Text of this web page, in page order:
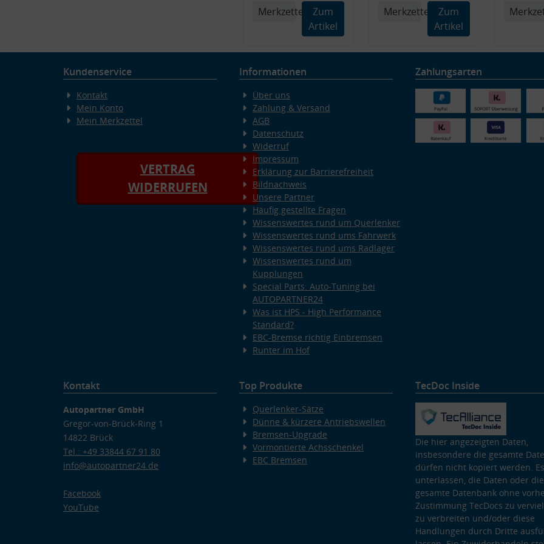
Merkzettel
Zum
Artikel
Merkzettel
Zum
Artikel
Kundenservice
Kontakt
Mein Konto
Mein Merkzettel
VERTRAG
WIDERRUFEN
Informationen
Über uns
Zahlung & Versand
AGB
Datenschutz
Widerruf
Impressum
Erklärung zur Barrierefreiheit
Bildnachweis
Unsere Partner
Häufig gestellte Fragen
Wissenswertes rund um Querlenker
Wissenswertes rund ums Fahrwerk
Wissenswertes rund ums Radlager
Wissenswertes rund um
Kupplungen
Special Parts: Auto-Tuning bei
AUTOPARTNER24
Was ist HPS - High Performance
Standard?
EBC-Bremse richtig Einbremsen
Runter im Hof
Zahlungsarten
Kontakt
Autopartner GmbH
Gregor-von-Brück-Ring 1
14822 Brück
Tel.: +49 33844 67 91 80
info@autopartner24.de
Facebook
YouTube
Top Produkte
Querlenker-Sätze
Dünne & kürzere Antriebswellen
Bremsen-Upgrade
Vormontierte Achsschenkel
EBC Bremsen
TecDoc Inside
Die hier angezeigten Daten,
insbesondere die gesamte
dürfen nicht kopiert werden.
unterlassen, die Daten oder die
gesamte Datenbank ohne
Zustimmung TecDocs zu
zu verbreiten und/oder diese
Handlungen durch Dritte